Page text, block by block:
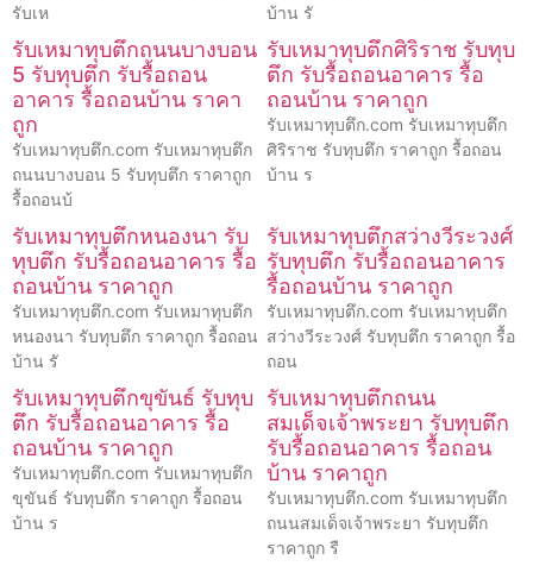
รับเห
บ้าน รั
รับเหมาทุบตึกถนนบางบอน
5 รับทุบตึก รับรื้อถอน
อาคาร รื้อถอนบ้าน ราคา
ถูก
รับเหมาทุบตึก.com รับเหมาทุบตึก
ถนนบางบอน 5 รับทุบตึก ราคาถูก
รื้อถอนบ้
รับเหมาทุบตึกศิริราช รับทุบ
ตึก รับรื้อถอนอาคาร รื้อ
ถอนบ้าน ราคาถูก
รับเหมาทุบตึก.com รับเหมาทุบตึก
ศิริราช รับทุบตึก ราคาถูก รื้อถอน
บ้าน ร
รับเหมาทุบตึกหนองนา รับ
ทุบตึก รับรื้อถอนอาคาร รื้อ
ถอนบ้าน ราคาถูก
รับเหมาทุบตึก.com รับเหมาทุบตึก
หนองนา รับทุบตึก ราคาถูก รื้อถอน
บ้าน รั
รับเหมาทุบตึกสว่างวีระวงศ์
รับทุบตึก รับรื้อถอนอาคาร
รื้อถอนบ้าน ราคาถูก
รับเหมาทุบตึก.com รับเหมาทุบตึก
สว่างวีระวงศ์ รับทุบตึก ราคาถูก รื้อ
ถอน
รับเหมาทุบตึกขุขันธ์ รับทุบ
ตึก รับรื้อถอนอาคาร รื้อ
ถอนบ้าน ราคาถูก
รับเหมาทุบตึก.com รับเหมาทุบตึก
ขุขันธ์ รับทุบตึก ราคาถูก รื้อถอน
บ้าน ร
รับเหมาทุบตึกถนน
สมเด็จเจ้าพระยา รับทุบตึก
รับรื้อถอนอาคาร รื้อถอน
บ้าน ราคาถูก
รับเหมาทุบตึก.com รับเหมาทุบตึก
ถนนสมเด็จเจ้าพระยา รับทุบตึก
ราคาถูก รื